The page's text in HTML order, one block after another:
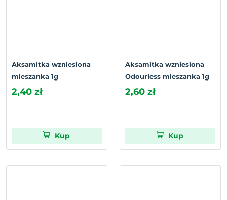
Aksamitka wzniesiona
mieszanka 1g
2,40 zł
Kup
Aksamitka wzniesiona
Odourless mieszanka 1g
2,60 zł
Kup